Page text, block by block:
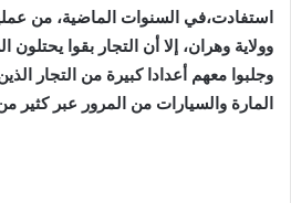
استفادت،في السنوات الماضية، من
وولاية وهران، إلا أن التجار بقوا
وجلبوا معهم أعدادا كبيرة من التجار
المارة والسيارات من المرور عبر كثير